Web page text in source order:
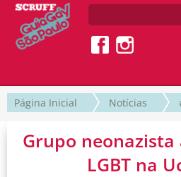
Página Inicial Notícias
Grupo
LGBT na